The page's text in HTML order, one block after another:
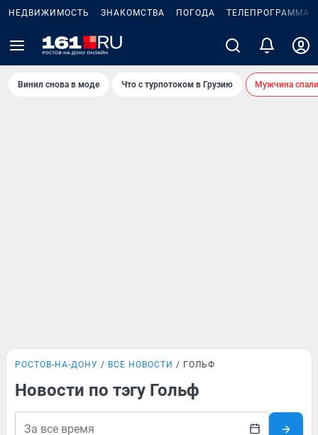
НЕДВИЖИМОСТЬ ЗНАКОМСТВА ПОГОДА ТЕЛЕПРОГРАММА
Винил снова в моде Что с турпотоком в Грузию Мужчина
РОСТОВ-НА-ДОНУ ВСЕ НОВОСТИ ГОЛЬФ
Новости по тэгу Гольф